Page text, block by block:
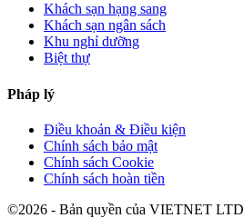
Khách sạn hạng sang
Khách sạn ngân sách
Khu nghỉ dưỡng
Biệt thự
Pháp lý
Điều khoản & Điều kiện
Chính sách bảo mật
Chính sách Cookie
Chính sách hoàn tiền
©2026 - Bản quyền của VIETNET LTD